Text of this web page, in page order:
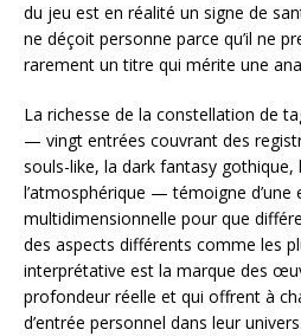
du jeu est en réalité un signe de
ne déçoit personne parce qu’il ne
rarement un titre qui mérite une
La richesse de la constellation de
— vingt entrées couvrant des
souls-like, la dark fantasy
l’atmosphérique — témoigne
multidimensionnelle pour que
des aspects différents comme les
interprétative est la marque des
profondeur réelle et qui offrent à
d’entrée personnel dans leur